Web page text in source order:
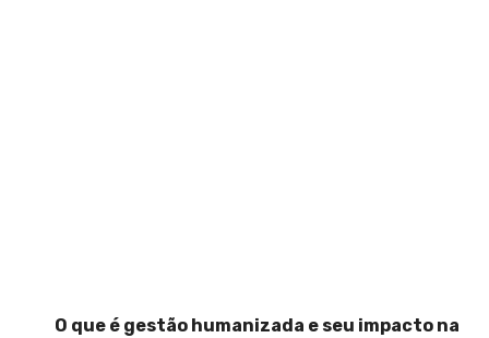
O que é gestão humanizada e seu impacto na